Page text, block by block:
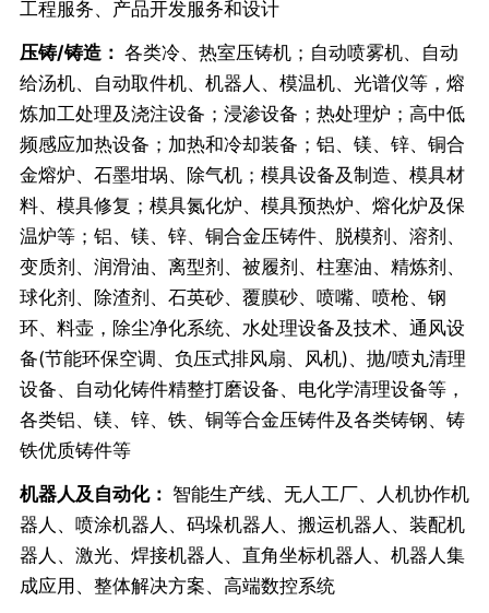
工程服务、产品开发服务和设计
压铸/铸造： 各类冷、热室压铸机；自动喷雾机、自动
给汤机、自动取件机、机器人、模温机、光谱仪等，熔
炼加工处理及浇注设备；浸渗设备；热处理炉；高中低
频感应加热设备；加热和冷却装备；铝、镁、锌、铜合
金熔炉、石墨坩埚、除气机；模具设备及制造、模具材
料、模具修复；模具氮化炉、模具预热炉、熔化炉及保
温炉等；铝、镁、锌、铜合金压铸件、脱模剂、溶剂、
变质剂、润滑油、离型剂、被履剂、柱塞油、精炼剂、
球化剂、除渣剂、石英砂、覆膜砂、喷嘴、喷枪、钢
环、料壶，除尘净化系统、水处理设备及技术、通风设
备(节能环保空调、负压式排风扇、风机)、抛/喷丸清理
设备、自动化铸件精整打磨设备、电化学清理设备等，
各类铝、镁、锌、铁、铜等合金压铸件及各类铸钢、铸
铁优质铸件等
机器人及自动化： 智能生产线、无人工厂、人机协作机
器人、喷涂机器人、码垛机器人、搬运机器人、装配机
器人、激光、焊接机器人、直角坐标机器人、机器人集
成应用、整体解决方案、高端数控系统